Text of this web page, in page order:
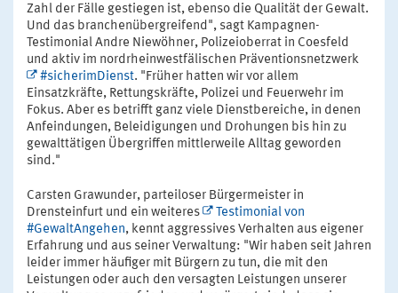
Zahl der Fälle gestiegen ist, ebenso die Qualität der Gewalt.
Und das branchenübergreifend", sagt Kampagnen-
Testimonial Andre Niewöhner, Polizeioberrat in Coesfeld
und aktiv im nordrheinwestfälischen Präventionsnetzwerk
#sicherimDienst. "Früher hatten wir vor allem
Einsatzkräfte, Rettungskräfte, Polizei und Feuerwehr im
Fokus. Aber es betrifft ganz viele Dienstbereiche, in denen
Anfeindungen, Beleidigungen und Drohungen bis hin zu
gewalttätigen Übergriffen mittlerweile Alltag geworden
sind."
Carsten Grawunder, parteiloser Bürgermeister in
Drensteinfurt und ein weiteres
Testimonial von
#GewaltAngehen, kennt aggressives Verhalten aus eigener
Erfahrung und aus seiner Verwaltung: "Wir haben seit Jahren
leider immer häufiger mit Bürgern zu tun, die mit den
Leistungen oder auch den versagten Leistungen unserer